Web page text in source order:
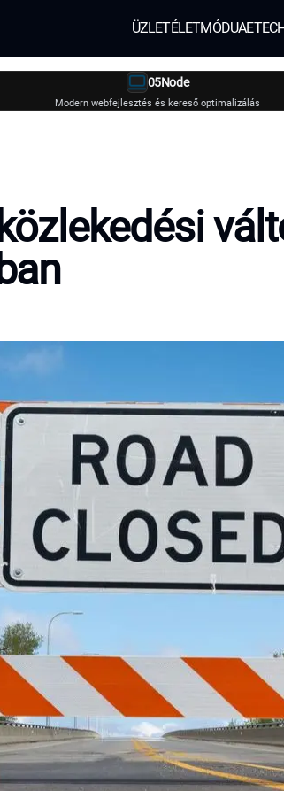
ÜZLETÉLETMÓDUAE
05Node
Modern webfejlesztés és kereső optimalizálás